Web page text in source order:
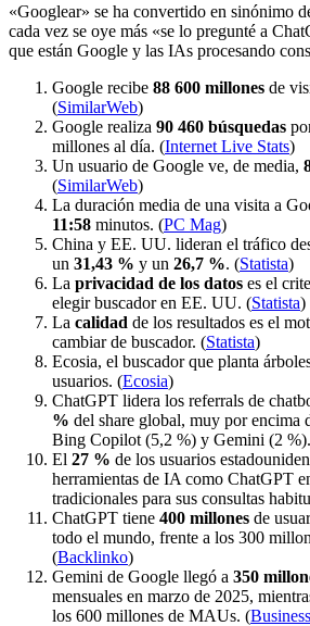
«Googlear» se ha convertido en sinónimo
cada vez se oye más «se lo pregunté a
que están Google y las IAs procesando
Google recibe 88 600 millones de
(SimilarWeb)
Google realiza 90 460 búsquedas
millones al día. (Internet Live Stats)
Un usuario de Google ve, de media,
(SimilarWeb)
La duración media de una visita a
11:58 minutos. (PC Mag)
China y EE. UU. lideran el tráfico
un 31,43 % y un 26,7 %. (Statista)
La privacidad de los datos es el
elegir buscador en EE. UU. (Statista)
La calidad de los resultados es el
cambiar de buscador. (Statista)
Ecosia, el buscador que planta
usuarios. (Ecosia)
ChatGPT lidera los referrals de
% del share global, muy por encima
Bing Copilot (5,2 %) y Gemini (2
El 27 % de los usuarios
herramientas de IA como ChatGPT
tradicionales para sus consultas
ChatGPT tiene 400 millones de
todo el mundo, frente a los 300
(Backlinko)
Gemini de Google llegó a 350
mensuales en marzo de 2025,
los 600 millones de MAUs. (